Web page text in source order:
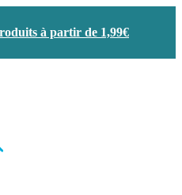
à partir de 1,99€